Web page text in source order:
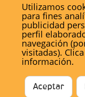
En definitiva,
estimulante y
llegar a ese lugar
productos
que todos los caminos
¿Cuáles son
por excelencia?
Seguro que has oído
Utilizamos
para fines
publicidad
perfil
navegación
visitadas). Clica
información.
Aceptar